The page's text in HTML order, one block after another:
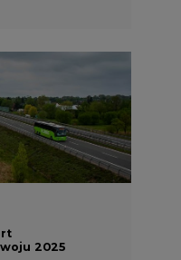
2025